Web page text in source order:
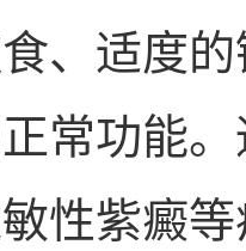
、适度
常功能
性紫癜